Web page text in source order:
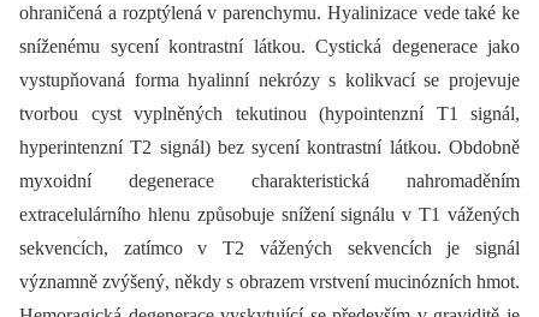
ohraničená a rozptýlená v parenchymu. Hyalinizace vede také ke
sníženému sycení kontrastní látkou. Cystická degenerace jako
vystupňovaná forma hyalinní nekrózy s kolikvací se projevuje
tvorbou cyst vyplněných tekutinou (hypointenzní T1 signál,
hyperintenzní T2 signál) bez sycení kontrastní látkou. Obdobně
myxoidní degenerace charakteristická nahromaděním
extracelulárního hlenu způsobuje snížení signálu v T1 vážených
sekvencích, zatímco v T2 vážených sekvencích je signál
významně zvýšený, někdy s obrazem vrstvení mucinózních hmot.